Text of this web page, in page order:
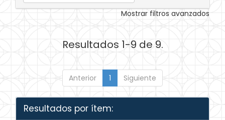
Mostrar filtros avanzados
Resultados 1-9 de 9.
Anterior 1 Siguiente
Resultados por ítem: